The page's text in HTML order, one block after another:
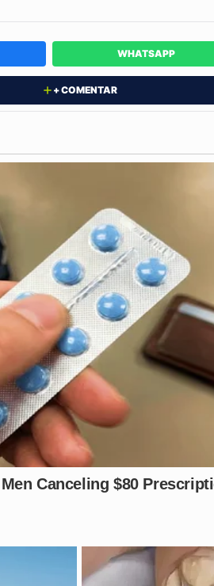
depoimento da criança de 4
na residência e o obrigado a
na unidade hospitalar com
transformando o caso em
Branco.
Fluminense
o tempo para identificar o
ao paradeiro do suspeito
comete uma atrocidade
WHATSAPP
+ COMENTAR